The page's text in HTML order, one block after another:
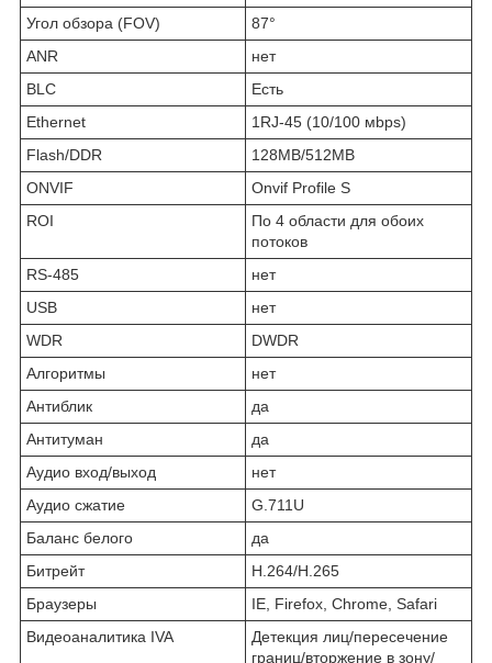
Угол обзора (FOV)
87°
ANR
нет
BLC
Есть
Ethernet
1RJ-45 (10/100 мbps)
Flash/DDR
128MB/512MB
ONVIF
Onvif Profile S
ROI
По 4 области для обоих
потоков
RS-485
нет
USB
нет
WDR
DWDR
Алгоритмы
нет
Антиблик
да
Антитуман
да
Аудио вход/выход
нет
Аудио сжатие
G.711U
Баланс белого
да
Битрейт
H.264/H.265
Браузеры
IE, Firefox, Chrome, Safari
Видеоаналитика IVA
Детекция лиц/пересечение
границ/вторжение в зону/